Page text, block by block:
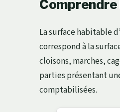
La surface habitable
correspond à la
cloisons, marches,
parties présentant
comptabilisées.